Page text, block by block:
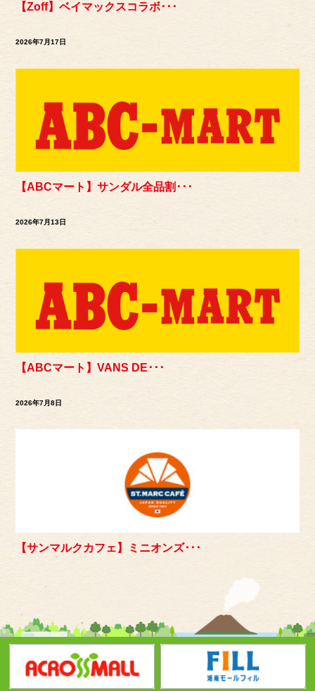
【Zoff】ベイマックスコラボ･･･
2026年7月17日
【ABCマート】サンダル全品割･･･
2026年7月13日
【ABCマート】VANS DE･･･
2026年7月8日
【サンマルクカフェ】ミニオンズ･･･